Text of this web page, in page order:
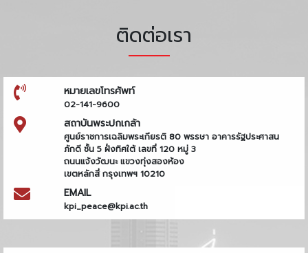
ติดต่อเรา
หมายเลขโทรศัพท์
02-141-9600
สถาบันพระปกเกล้า
ศูนย์ราชการเฉลิมพระเกียรติ 80 พรรษา อาคารรัฐประศาสน
ภักดี ชั้น 5 ฝั่งทิศใต้ เลขที่ 120 หมู่ 3
ถนนแจ้งวัฒนะ แขวงทุ่งสองห้อง
เขตหลักสี่ กรุงเทพฯ 10210
EMAIL
kpi_peace@kpi.ac.th